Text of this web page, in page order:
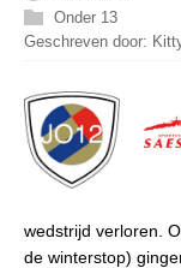
ALGEMEEN
DATUM
Onder 13
Geschreven door:
wedstrijd verloren.
de winterstop)